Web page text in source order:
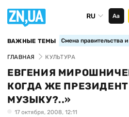
RU Аа
ВАЖНЫЕ ТЕМЫ Смена правительства
ГЛАВНАЯ КУЛЬТУРА
ЕВГЕНИЯ
КОГДА ЖЕ
МУЗЫКУ?..»
17 октября, 2008, 12:11